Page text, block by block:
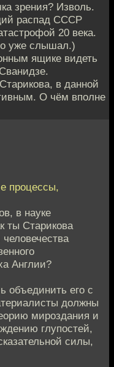
зрения? Изволь.
распад СССР
20 века.
уже слышал.)
ящике видеть
в данной
О чём вполне
процессы,
в науке
ты Старикова
Англии?
объединить его с
должны
мироздания и
глупостей,
силы,